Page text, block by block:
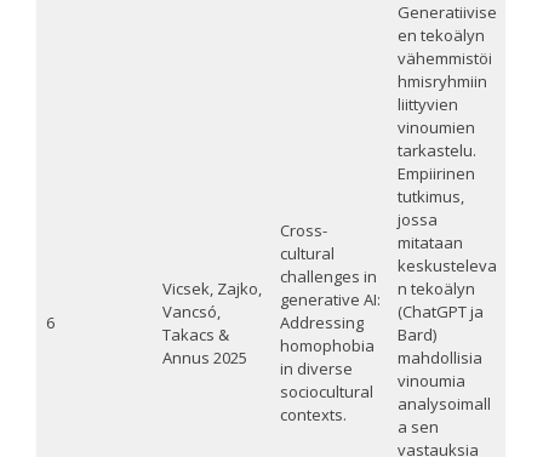
6
Vicsek, Zajko,
Vancsó,
Takacs &
Annus 2025
Cross-
cultural
challenges in
generative AI:
Addressing
homophobia
in diverse
sociocultural
contexts.
Generatiivise
en tekoälyn
vähemmistöi
hmisryhmiin
liittyvien
vinoumien
tarkastelu.
Empiirinen
tutkimus,
jossa
mitataan
keskusteleva
n tekoälyn
(ChatGPT ja
Bard)
mahdollisia
vinoumia
analysoimall
a sen
vastauksia